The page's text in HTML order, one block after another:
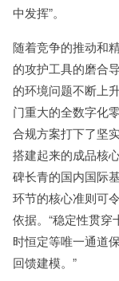
中发挥”。
随着竞争的推动和
的攻护工具的磨合
的环境问题不断上
门重大的全数字化
合规方案打下了坚
搭建起来的成品核
碑长青的国内国际
环节的核心准则可
依据。“稳定性贯
时恒定等唯一通道
回馈建模。”